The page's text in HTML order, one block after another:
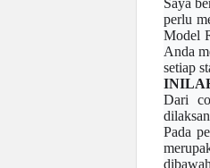
Saya
perlu
Model
Anda
setiap
Dari
Pada